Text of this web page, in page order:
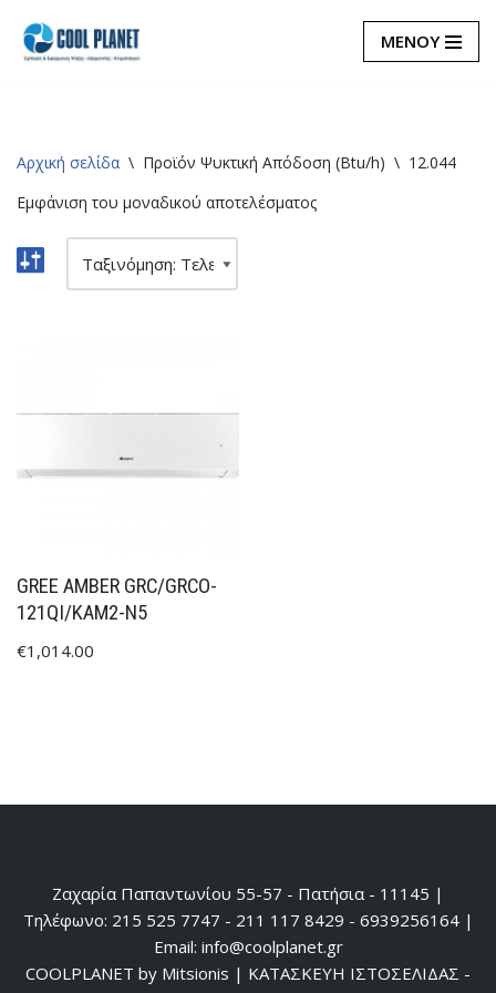
Μεταπηδήστε
ΜΕΝΟΥ
Αρχική σελίδα \ Προϊόν Ψυκτική Απόδοση (Btu/h) \ 12.044
Εμφάνιση του μοναδικού αποτελέσματος
GREE AMBER GRC/GRCO-
121QI/KAM2-N5
€1,014.00
Ζαχαρία Παπαντωνίου 55-57 - Πατήσια - 11145 |
Τηλέφωνο: 215 525 7747 - 211 117 8429 - 6939256164 |
Email: info@coolplanet.gr
COOLPLANET by Mitsionis | ΚΑΤΑΣΚΕΥΗ ΙΣΤΟΣΕΛΙΔΑΣ -